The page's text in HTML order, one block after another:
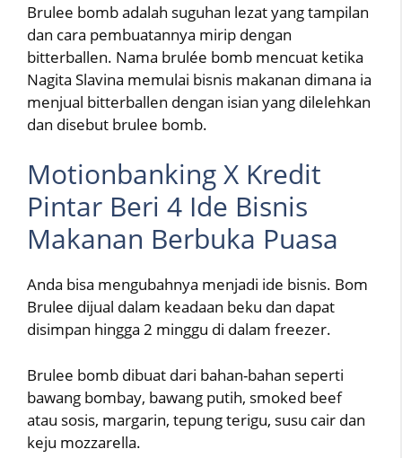
Brulee bomb adalah suguhan lezat yang tampilan
dan cara pembuatannya mirip dengan
bitterballen. Nama brulée bomb mencuat ketika
Nagita Slavina memulai bisnis makanan dimana ia
menjual bitterballen dengan isian yang dilelehkan
dan disebut brulee bomb.
Motionbanking X Kredit
Pintar Beri 4 Ide Bisnis
Makanan Berbuka Puasa
Anda bisa mengubahnya menjadi ide bisnis. Bom
Brulee dijual dalam keadaan beku dan dapat
disimpan hingga 2 minggu di dalam freezer.
Brulee bomb dibuat dari bahan-bahan seperti
bawang bombay, bawang putih, smoked beef
atau sosis, margarin, tepung terigu, susu cair dan
keju mozzarella.